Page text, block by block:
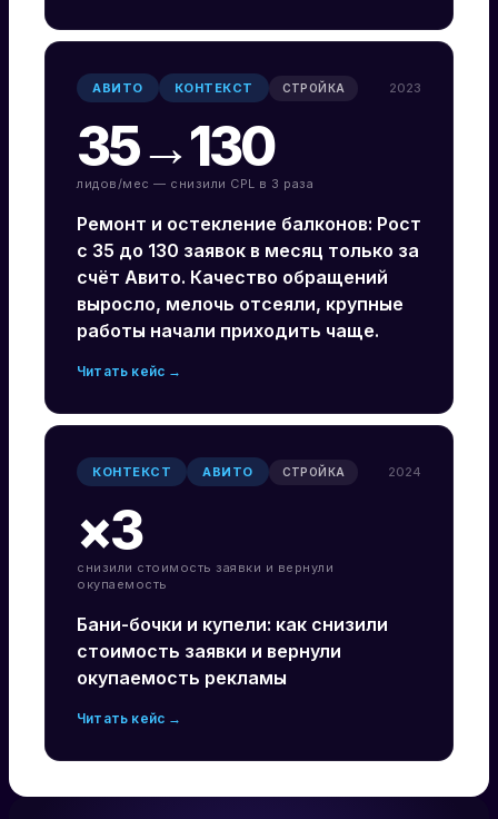
АВИТО КОНТЕКСТ СТРОЙКА 2023
35→130
лидов/мес — снизили CPL в 3 раза
Ремонт и остекление балконов: Рост
с 35 до 130 заявок в месяц только за
счёт Авито. Качество обращений
выросло, мелочь отсеяли, крупные
работы начали приходить чаще.
Читать кейс →
КОНТЕКСТ АВИТО СТРОЙКА 2024
×3
снизили стоимость заявки и вернули
окупаемость
Бани-бочки и купели: как снизили
стоимость заявки и вернули
окупаемость рекламы
Читать кейс →